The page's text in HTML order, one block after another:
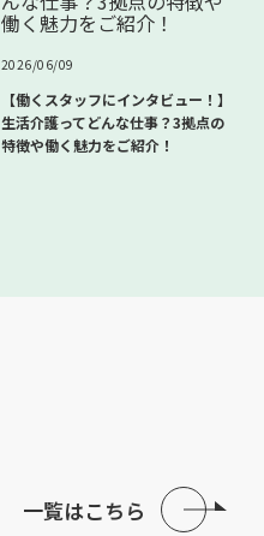
2026/06/09
【働くスタッフにインタビュー！】
生活介護ってどんな仕事？3拠点の
特徴や働く魅力をご紹介！
一覧はこちら